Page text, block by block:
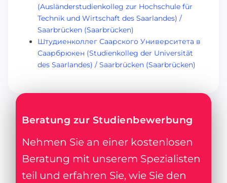
(Ausländerstudienkolleg zur Hochschule für
Technik und Wirtschaft des Saarlandes) /
Saarbrücken (Saarbrücken)
Штудиенколлег Саарского Университета в
Саарбрюкен (Studienkolleg der Universität
des Saarlandes) / Saarbrücken (Saarbrücken)
Beratung zur Studienbewerbung
Nehmen Sie an einer kostenlosen
Beratung mit unserem Spezialisten
teil und erfahren Sie, wie Sie den